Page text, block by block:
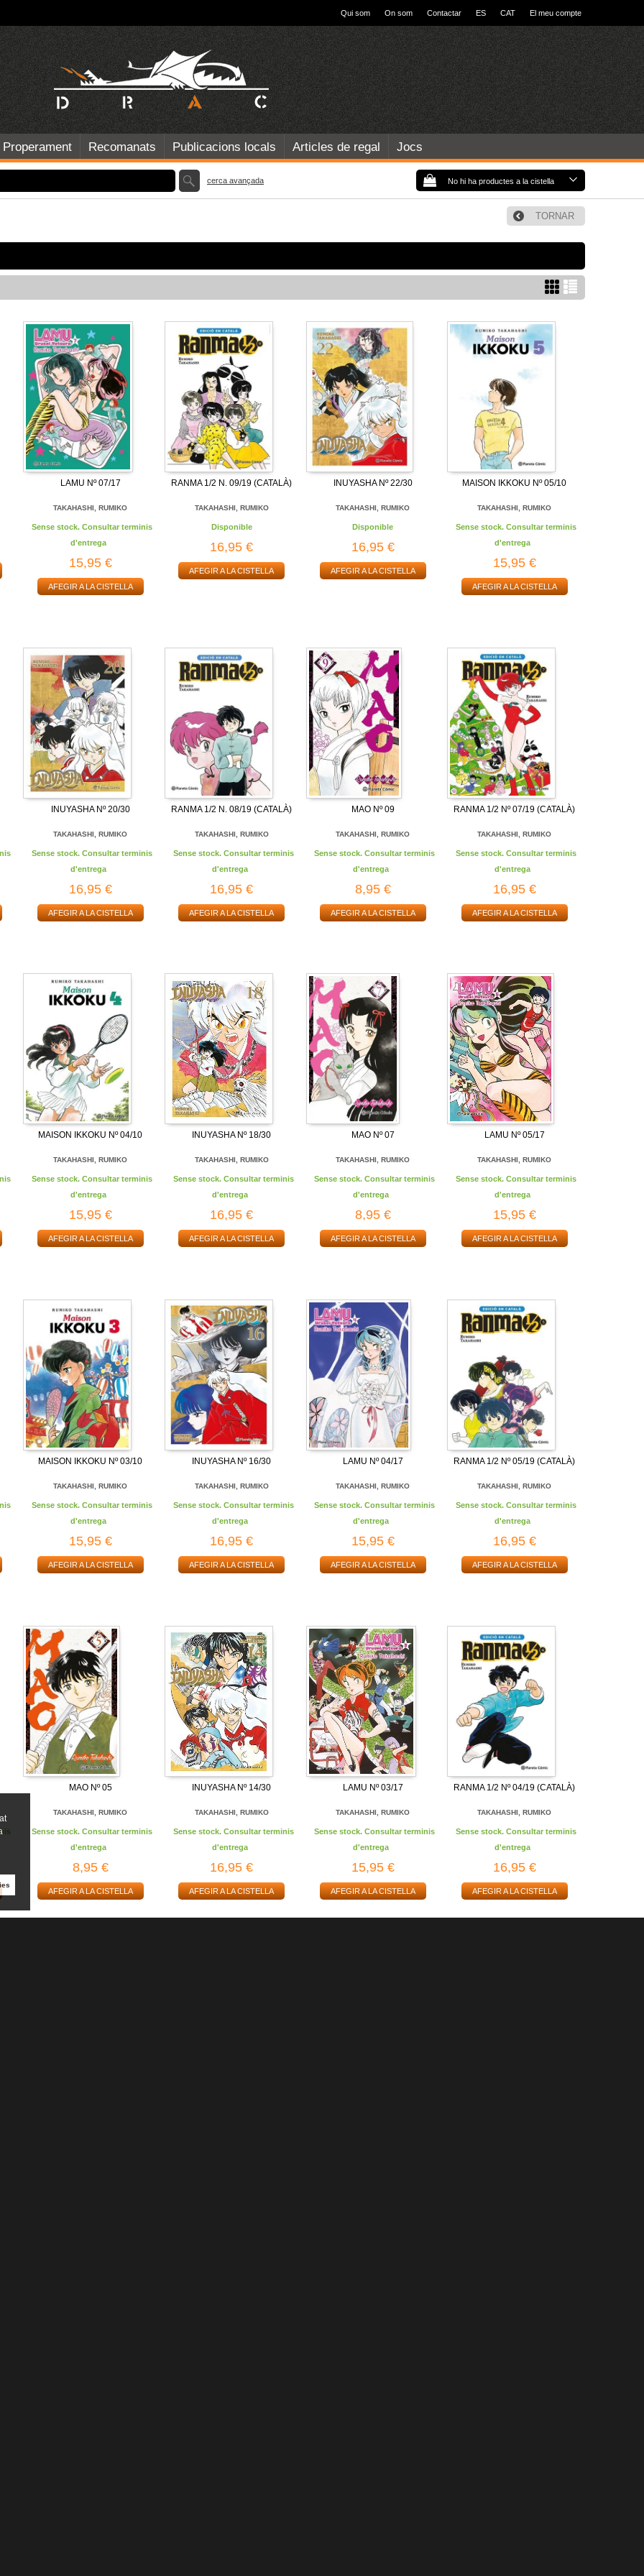
Qui som On som Contactar ES CAT El meu compte
Properament Recomanats Publicacions locals Articles de regal Jocs
No hi ha productes a la cistella
cerca avançada
TORNAR
LAMU Nº 07/17
TAKAHASHI, RUMIKO
Sense stock. Consultar terminis
d'entrega
15,95 €
AFEGIR A LA CISTELLA
RANMA 1/2 N. 09/19 (CATALÀ)
TAKAHASHI, RUMIKO
Disponible
16,95 €
AFEGIR A LA CISTELLA
INUYASHA Nº 22/30
TAKAHASHI, RUMIKO
Disponible
16,95 €
AFEGIR A LA CISTELLA
MAISON IKKOKU Nº 05/10
TAKAHASHI, RUMIKO
Sense stock. Consultar terminis
d'entrega
15,95 €
AFEGIR A LA CISTELLA
INUYASHA Nº 20/30
TAKAHASHI, RUMIKO
Sense stock. Consultar terminis
d'entrega
16,95 €
AFEGIR A LA CISTELLA
RANMA 1/2 N. 08/19 (CATALÀ)
TAKAHASHI, RUMIKO
Sense stock. Consultar terminis
d'entrega
16,95 €
AFEGIR A LA CISTELLA
MAO Nº 09
TAKAHASHI, RUMIKO
Sense stock. Consultar terminis
d'entrega
8,95 €
AFEGIR A LA CISTELLA
RANMA 1/2 Nº 07/19 (CATALÀ)
TAKAHASHI, RUMIKO
Sense stock. Consultar terminis
d'entrega
16,95 €
AFEGIR A LA CISTELLA
MAISON IKKOKU Nº 04/10
TAKAHASHI, RUMIKO
Sense stock. Consultar terminis
d'entrega
15,95 €
AFEGIR A LA CISTELLA
INUYASHA Nº 18/30
TAKAHASHI, RUMIKO
Sense stock. Consultar terminis
d'entrega
16,95 €
AFEGIR A LA CISTELLA
MAO Nº 07
TAKAHASHI, RUMIKO
Sense stock. Consultar terminis
d'entrega
8,95 €
AFEGIR A LA CISTELLA
LAMU Nº 05/17
TAKAHASHI, RUMIKO
Sense stock. Consultar terminis
d'entrega
15,95 €
AFEGIR A LA CISTELLA
MAISON IKKOKU Nº 03/10
TAKAHASHI, RUMIKO
Sense stock. Consultar terminis
d'entrega
15,95 €
AFEGIR A LA CISTELLA
INUYASHA Nº 16/30
TAKAHASHI, RUMIKO
Sense stock. Consultar terminis
d'entrega
16,95 €
AFEGIR A LA CISTELLA
LAMU Nº 04/17
TAKAHASHI, RUMIKO
Sense stock. Consultar terminis
d'entrega
15,95 €
AFEGIR A LA CISTELLA
RANMA 1/2 Nº 05/19 (CATALÀ)
TAKAHASHI, RUMIKO
Sense stock. Consultar terminis
d'entrega
16,95 €
AFEGIR A LA CISTELLA
MAO Nº 05
TAKAHASHI, RUMIKO
Sense stock. Consultar terminis
d'entrega
8,95 €
AFEGIR A LA CISTELLA
INUYASHA Nº 14/30
TAKAHASHI, RUMIKO
Sense stock. Consultar terminis
d'entrega
16,95 €
AFEGIR A LA CISTELLA
LAMU Nº 03/17
TAKAHASHI, RUMIKO
Sense stock. Consultar terminis
d'entrega
15,95 €
AFEGIR A LA CISTELLA
RANMA 1/2 Nº 04/19 (CATALÀ)
TAKAHASHI, RUMIKO
Sense stock. Consultar terminis
d'entrega
16,95 €
AFEGIR A LA CISTELLA